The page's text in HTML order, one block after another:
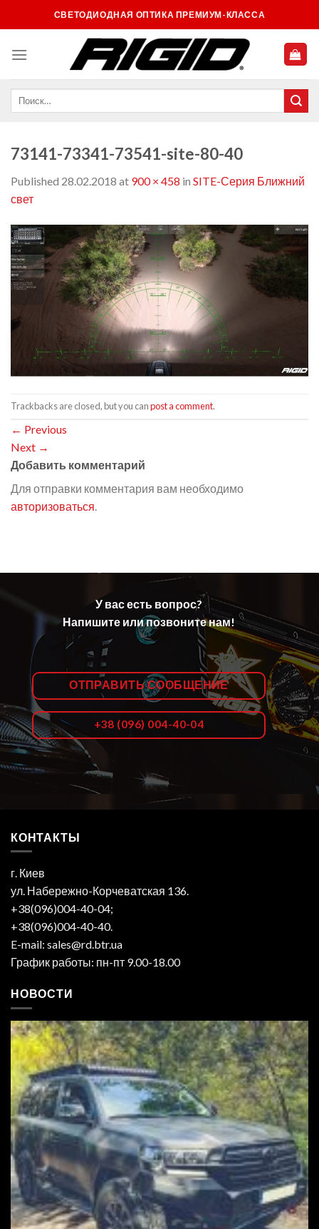
to
СВЕТОДИОДНАЯ ОПТИКА ПРЕМИУМ-КЛАССА
73141-73341-73541-site-80-40
Published 28.02.2018 at 900 × 458 in SITE-Серия Ближний
свет
Trackbacks are closed, but you canpost a comment.
← Previous
Next →
Добавить комментарий
Для отправки комментария вам необходимо
авторизоваться
У вас есть вопрос?
Напишите или позвоните нам!
ОТПРАВИТЬ СООБЩЕНИЕ
+38 (096) 004-40-04
КОНТАКТЫ
г. Киев
ул. Набережно-Корчеватская 136.
+38(096)004-40-04;
+38(096)004-40-40.
E-mail: sales@rd.btr.ua
График работы: пн-пт 9.00-18.00
НОВОСТИ